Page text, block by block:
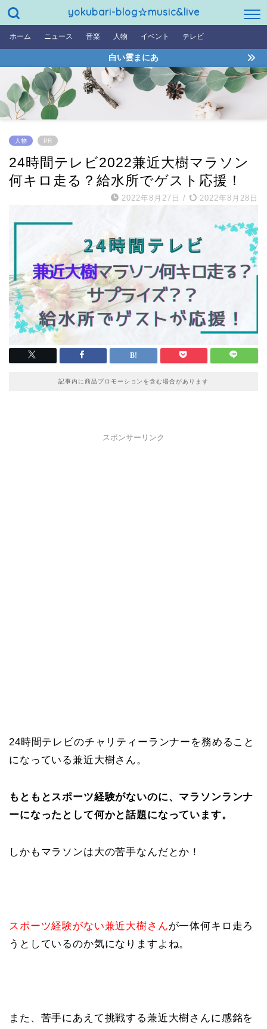
yokubari-blog☆music&live
ホーム ニュース 音楽 人物 イベント テレビ
白い雲まにあ
人物 PR
24時間テレビ2022兼近大樹マラソン
何キロ走る？給水所でゲスト応援！
2022年8月27日 / 2022年8月28日
記事内に商品プロモーションを含む場合があります
スポンサーリンク
24時間テレビのチャリティーランナーを務めること
になっている兼近大樹さん。
もともとスポーツ経験がないのに、マラソンランナ
ーになったとして何かと話題になっています。
しかもマラソンは大の苦手なんだとか！
スポーツ経験がない兼近大樹さんが一体何キロ走ろ
うとしているのか気になりますよね。
また、苦手にあえて挑戦する兼近大樹さんに感銘を